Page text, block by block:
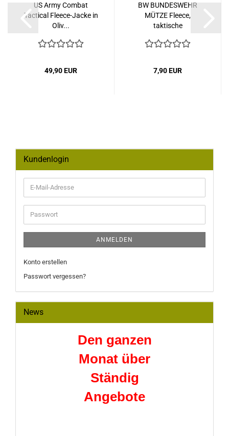
US Army Combat
Tactical Fleece-Jacke in
Oliv...
49,90 EUR
BW BUNDESWEHR
MÜTZE Fleece,
taktische
7,90 EUR
Kundenlogin
E-
Mail-
Adresse
Passwort
ANMELDEN
Konto erstellen
Passwort vergessen?
News
Den ganzen
Monat über
Ständig
Angebote